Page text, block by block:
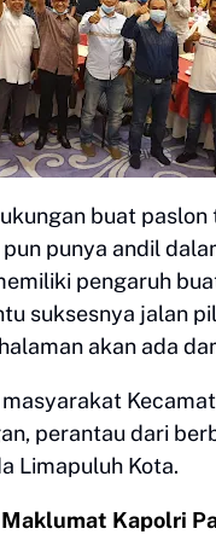
buat
punya andil
pengaruh
suksesnya jalan
akan ada
perantau dari
Limapuluh Kota.
Kapolri